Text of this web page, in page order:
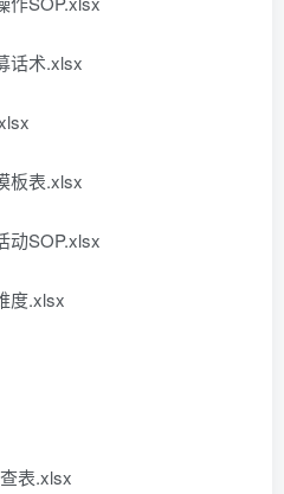
话术.xlsx
板表.xlsx
动SOP.xlsx
度.xlsx
表.xlsx